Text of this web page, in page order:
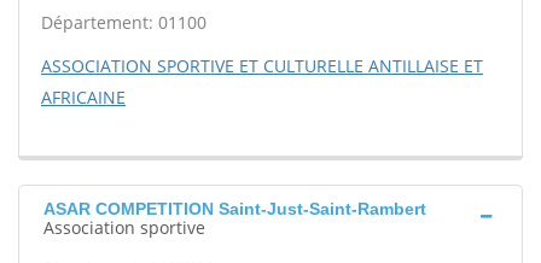
Département: 01100
ASSOCIATION SPORTIVE ET CULTURELLE ANTILLAISE ET
AFRICAINE
ASAR COMPETITION Saint-Just-Saint-Rambert
Association sportive